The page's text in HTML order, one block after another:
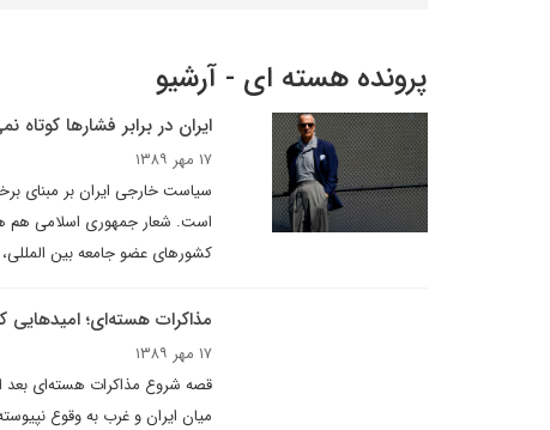
پرونده هسته ای - آرشیو
ایران در برابر فشارها کوتاه
۱۷ مهر ۱۳۸۹
سیاست خارجی ایران بر مبنای
است. شعار جمهوری اسلامی‌ هم
کشورهای عضو جامعه بین
مذاکرات هسته‌اى؛ اميدهايى
۱۷ مهر ۱۳۸۹
قصه شروع مذاکرات هسته‌اى بعد
ميان ايران و غرب به وقوع